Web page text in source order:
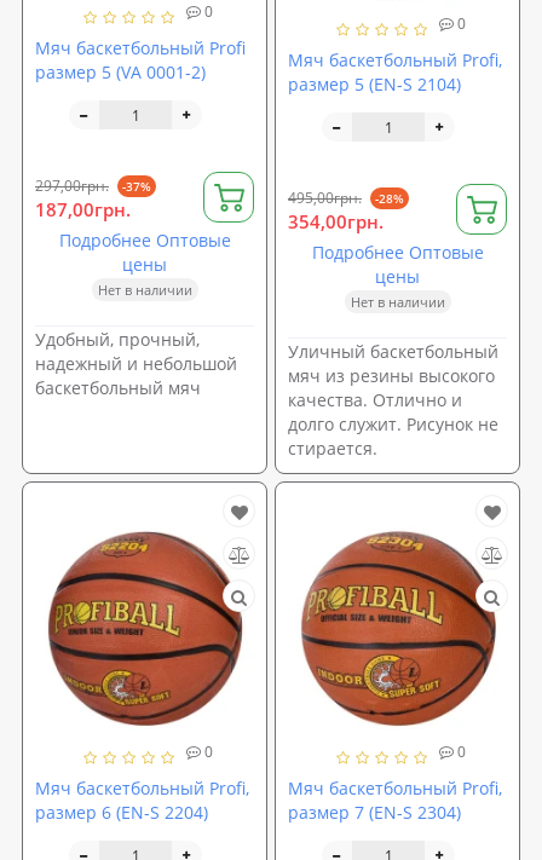
0
Мяч баскетбольный Profi
размер 5 (VA 0001-2)
297,00грн. -37%
187,00грн.
Подробнее Оптовые
цены
Нет в наличии
Удобный, прочный,
надежный и небольшой
баскетбольный мяч
0
Мяч баскетбольный Profi,
размер 5 (EN-S 2104)
495,00грн. -28%
354,00грн.
Подробнее Оптовые
цены
Нет в наличии
Уличный баскетбольный
мяч из резины высокого
качества. Отлично и
долго служит. Рисунок не
стирается.
0
Мяч баскетбольный Profi,
размер 6 (EN-S 2204)
0
Мяч баскетбольный Profi,
размер 7 (EN-S 2304)